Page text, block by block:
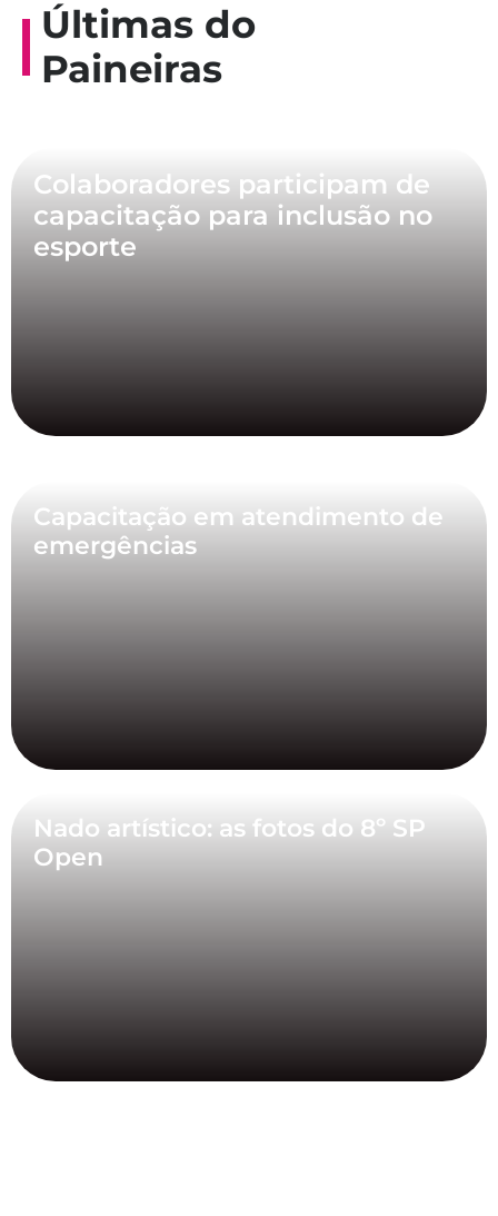
Últimas do
Paineiras
Colaboradores participam de
capacitação para inclusão no
esporte
Capacitação em atendimento de
emergências
Nado artístico: as fotos do 8º SP
Open